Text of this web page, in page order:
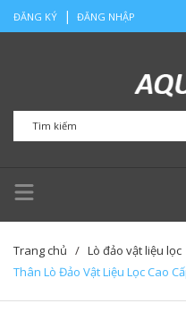
ĐĂNG KÝ | ĐĂNG NHẬP
Trang chủ / Lò đảo vật liệu lọc
Thân Lò Đảo Vật Liệu Lọc Cao